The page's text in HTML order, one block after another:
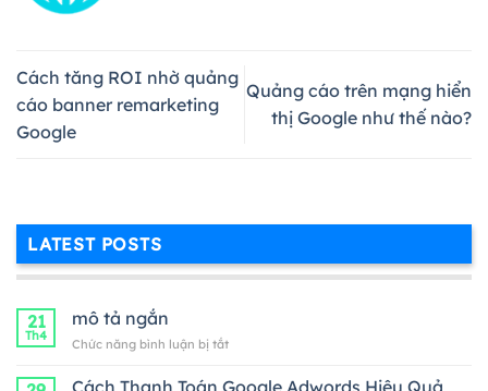
Cách tăng ROI nhờ quảng
cáo banner remarketing
Google
Quảng cáo trên mạng hiển
thị Google như thế nào?
LATEST POSTS
21
Th4
mô tả ngắn
Chức năng bình luận bị tắtở
tả